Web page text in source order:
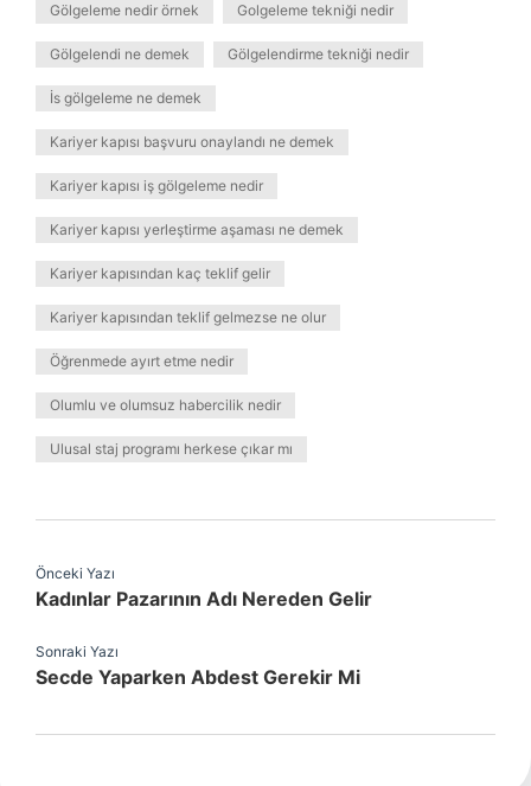
Gölgeleme nedir örnek Golgeleme tekniği nedir
Gölgelendi ne demek Gölgelendirme tekniği nedir
İs gölgeleme ne demek
Kariyer kapısı başvuru onaylandı ne demek
Kariyer kapısı iş gölgeleme nedir
Kariyer kapısı yerleştirme aşaması ne demek
Kariyer kapısından kaç teklif gelir
Kariyer kapısından teklif gelmezse ne olur
Öğrenmede ayırt etme nedir
Olumlu ve olumsuz habercilik nedir
Ulusal staj programı herkese çıkar mı
Önceki Yazı
Kadınlar Pazarının Adı Nereden Gelir
Sonraki Yazı
Secde Yaparken Abdest Gerekir Mi